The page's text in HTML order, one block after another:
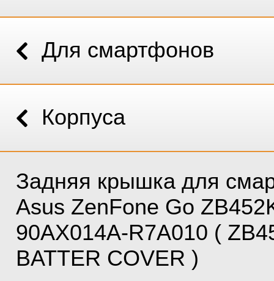
Для смартфонов
Корпуса
Задняя крышка для
Asus ZenFone Go
90AX014A-R7A010 (
BATTER COVER )